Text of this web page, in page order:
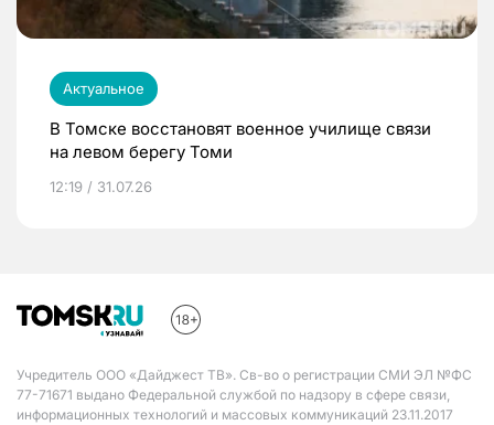
Актуальное
В Томске восстановят военное училище связи
на левом берегу Томи
12:19 / 31.07.26
Учредитель ООО «Дайджест ТВ». Св-во о регистрации СМИ ЭЛ №ФС
77-71671 выдано Федеральной службой по надзору в сфере связи,
информационных технологий и массовых коммуникаций 23.11.2017